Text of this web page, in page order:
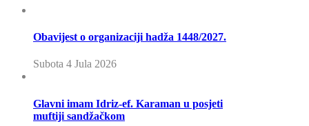
Obavijest o organizaciji hadža 1448/2027.
Subota 4 Jula 2026
Glavni imam Idriz-ef. Karaman u posjeti
muftiji sandžačkom